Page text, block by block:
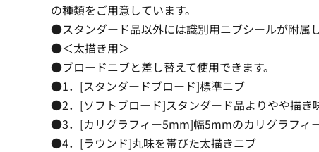
の種類をご用意しています。
●スタンダード品以外には識別用ニブシールが附属し
●＜太描き用＞
●ブロードニブと差し替えて使用できます。
●1．[スタンダードブロード]標準ニブ
●2．[ソフトブロード]スタンダード品よりやや描き
●3．[カリグラフィー5mm]幅5mmのカリグラフィ
●4．[ラウンド]丸味を帯びた太描きニブ